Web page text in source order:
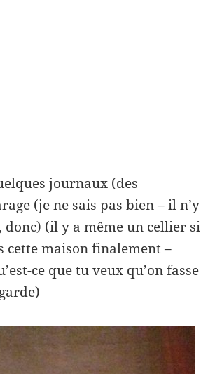
journaux (des
(je ne sais pas bien – il n’y
donc) (il y a même un cellier si
cette maison finalement –
ce que tu veux qu’on fasse